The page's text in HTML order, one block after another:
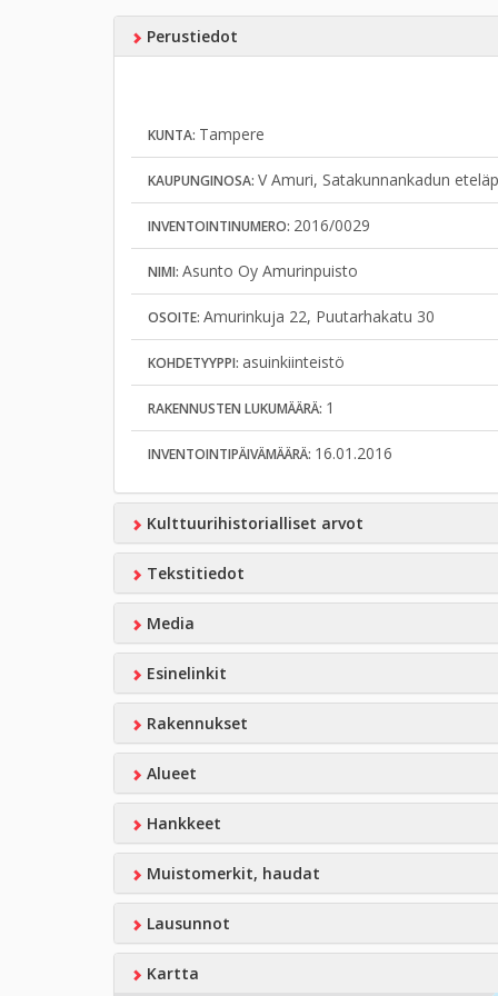
Perustiedot
KUNTA: Tampere
KAUPUNGINOSA: V Amuri, Satakunnankadun
INVENTOINTINUMERO: 2016/0029
NIMI: Asunto Oy Amurinpuisto
OSOITE: Amurinkuja 22, Puutarhakatu 30
KOHDETYYPPI: asuinkiinteistö
RAKENNUSTEN LUKUMÄÄRÄ: 1
INVENTOINTIPÄIVÄMÄÄRÄ: 16.01.2016
Kulttuurihistorialliset arvot
Tekstitiedot
Media
Esinelinkit
Rakennukset
Alueet
Hankkeet
Muistomerkit, haudat
Lausunnot
Kartta